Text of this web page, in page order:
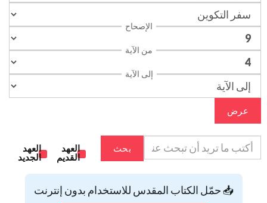
الإصحاح
من الآية
إلى الآية
عرض
بحث
العهد
القديم
العهد
الجديد
📥 حمّل الكتاب المقدس للاستخدام بدون إنترنت